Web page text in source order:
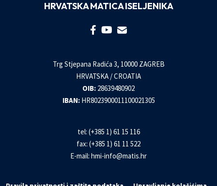
HRVATSKA MATICA ISELJENIKA
Trg Stjepana Radića 3, 10000 ZAGREB
HRVATSKA / CROATIA
OIB: 28639480902
IBAN: HR8023900011100021305
tel: (+385 1) 61 15 116
fax: (+385 1) 61 11 522
E-mail: hmi-info@matis.hr